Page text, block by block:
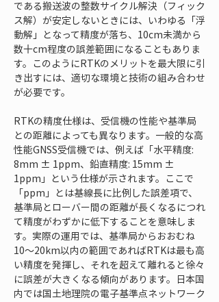
である搬送波の整数サイクル解決（フィック
ス解）が安定しないときには、いわゆる「浮
動解」となって精度が落ち、10cm未満から
数十cm程度の誤差範囲になることもありま
す。このようにRTKのメリットを最大限に引
き出すには、適切な環境と技術の組み合わせ
が必要です。
RTKの精度仕様は、受信機の性能や基準局
との距離によっても異なります。一般的な高
性能GNSS受信機では、例えば「水平精度:
8mm ± 1ppm、鉛直精度: 15mm ±
1ppm」という仕様が示されます。ここで
「ppm」とは基線長に比例した誤差項で、
基準局とローバー間の距離が長くなるにつれ
て精度がわずかに低下することを意味しま
す。実際の運用では、基準局からおおむね
10〜20km以内の範囲であればRTKは最も高
い精度を発揮し、それを超えて離れると徐々
に誤差が大きくなる傾向があります。日本国
内では国土地理院の電子基準点ネットワーク